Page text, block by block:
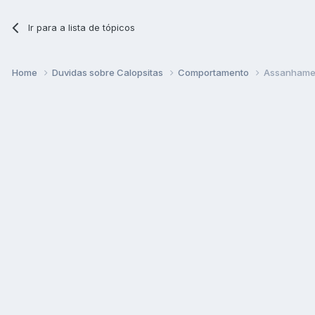
Ir para a lista de tópicos
Home Duvidas sobre Calopsitas Comportamento